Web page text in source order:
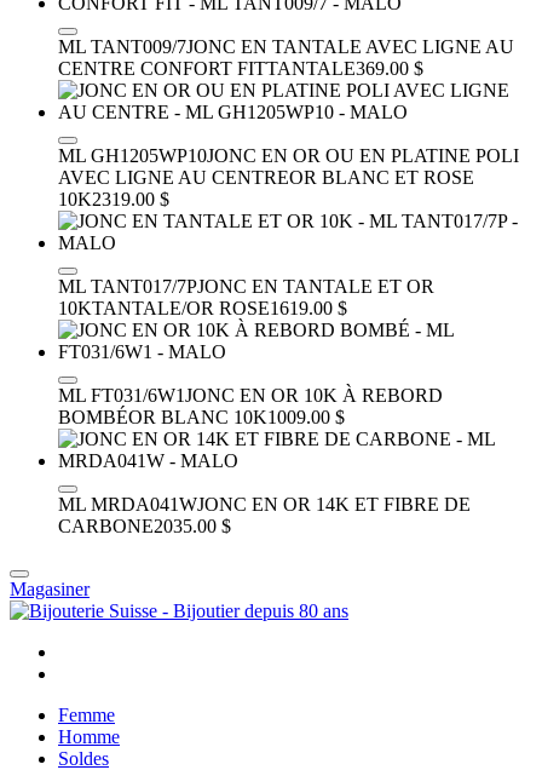
ML TANT009/7JONC EN TANTALE AVEC LIGNE AU
CENTRE CONFORT FITTANTALE369.00 $
ML GH1205WP10JONC EN OR OU EN PLATINE POLI
AVEC LIGNE AU CENTREOR BLANC ET ROSE
10K2319.00 $
ML TANT017/7PJONC EN TANTALE ET OR
10KTANTALE/OR ROSE1619.00 $
ML FT031/6W1JONC EN OR 10K À REBORD
BOMBÉOR BLANC 10K1009.00 $
ML MRDA041WJONC EN OR 14K ET FIBRE DE
CARBONE2035.00 $
Magasiner
Femme
Homme
Soldes